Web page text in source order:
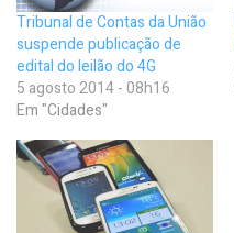
Tribunal de Contas da União
suspende publicação de
edital do leilão do 4G
5 agosto 2014 - 08h16
Em "Cidades"